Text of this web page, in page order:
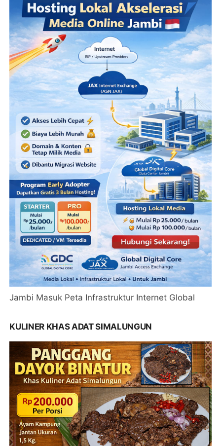
Jambi Masuk Peta Infrastruktur Internet Global
KULINER KHAS ADAT SIMALUNGUN